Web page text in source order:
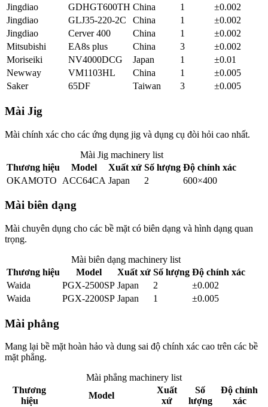
Jingdiao
GDHGT600TH China 1
±0.002
Jingdiao
GLJ35-220-2C China 1
±0.002
Jingdiao
Cerver 400 China 1
±0.002
Mitsubishi
EA8s plus China 3
±0.002
Moriseiki
NV4000DCG Japan 1
±0.01
Newway
VM1103HL China 1
±0.005
Saker
65DF Taiwan 3 ±0.005
Mài Jig
Mài chính xác cho các ứng dụng jig và dụng cụ đòi hỏi cao nhất.
Mài Jigmachinery list
Thương hiệu
Model Xuất xứ Số lượng Độ chính xác
OKAMOTO
ACC64CA Japan 2 600×400
Mài biên dạng
Mài chuyên dụng cho các bề mặt có biên dạng và hình dạng quan
trọng.
Mài biên dạng machinery list
Thương hiệu
Model Xuất xứ Số lượng Độ chính xác
Waida
PGX-2500SP Japan 2
±0.002
Waida
PGX-2200SP Japan 1 ±0.005
Mài phẳng
Mang lại bề mặt hoàn hảo và dung sai độ chính xác cao trên các bề
mặt phẳng.
Mài phẳng machinery list
Thương
hiệu
Model
Xuất
xứ
Số
lượng
Độ chính
xác